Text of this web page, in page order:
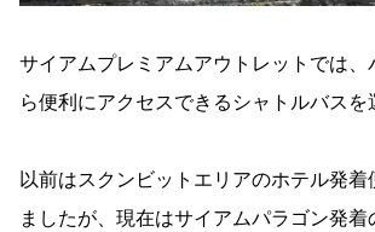
サイアムプレミアムアウトレットでは、
ら便利にアクセスできるシャトルバスを
以前はスクンビットエリアのホテル発着
ましたが、現在はサイアムパラゴン発